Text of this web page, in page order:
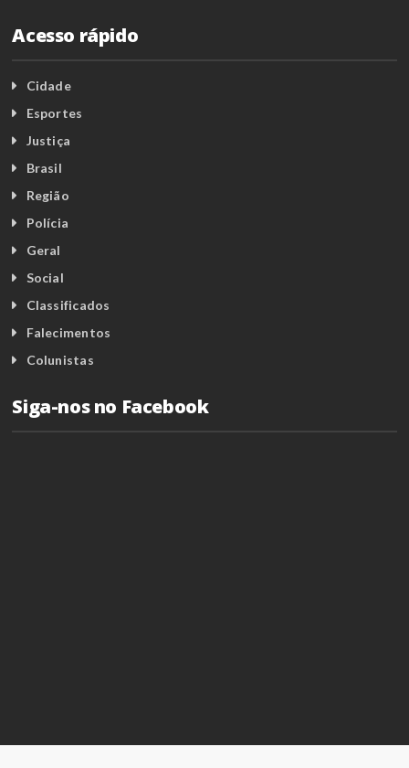
Acesso rápido
Cidade
Esportes
Justiça
Brasil
Região
Polícia
Geral
Social
Classificados
Falecimentos
Colunistas
Siga-nos no Facebook